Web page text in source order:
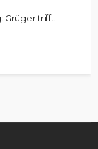
Grüger trifft